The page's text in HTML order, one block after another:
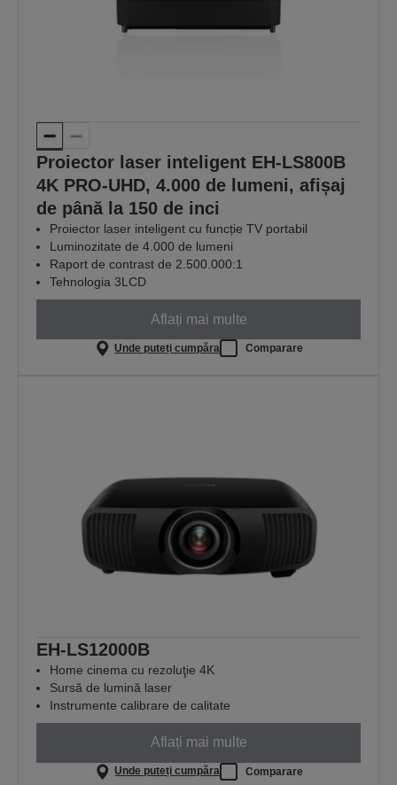
Proiector laser inteligent EH-LS800B
4K PRO-UHD, 4.000 de lumeni, afișaj
de până la 150 de inci
Proiector laser inteligent cu funcție TV portabil
Luminozitate de 4.000 de lumeni
Raport de contrast de 2.500.000:1
Tehnologia 3LCD
Aflați mai multe
Unde puteți cumpăra Comparare
EH-LS12000B
Home cinema cu rezoluţie 4K
Sursă de lumină laser
Instrumente calibrare de calitate
Aflați mai multe
Unde puteți cumpăra Comparare